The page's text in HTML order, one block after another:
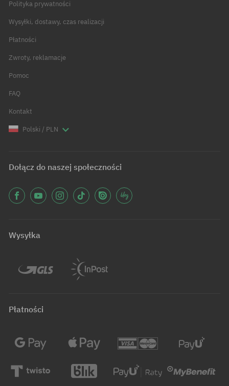
Polityka prywatności
Wysyłki, dostawy, czas realizacji
Płatności
Zwroty, reklamacje
Pomoc
FAQ
Kontakt
Polski / PLN
Dołącz do naszej społeczności
Wysyłka
Płatności